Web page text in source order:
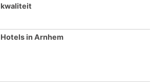
kwaliteit
Hotels in Arnhem